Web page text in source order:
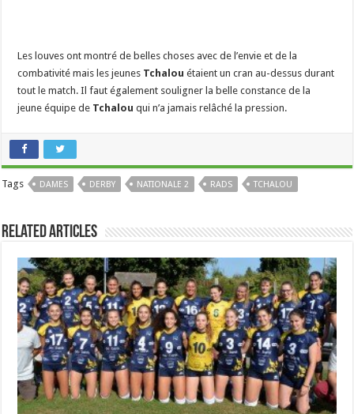
Les louves ont montré de belles choses avec de l’envie et de la
combativité mais les jeunes Tchalou étaient un cran au-dessus durant
tout le match. Il faut également souligner la belle constance de la
jeune équipe de Tchalou qui n’a jamais relâché la pression.
Tags DAMES DERBY NATIONALE 2 RADS TCHALOU
Related Articles